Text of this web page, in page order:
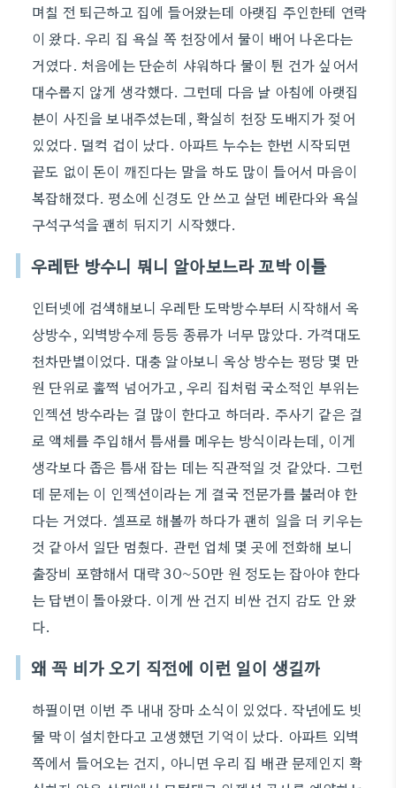
며칠 전 퇴근하고 집에 들어왔는데 아랫집 주인한테 연락
이 왔다. 우리 집 욕실 쪽 천장에서 물이 배어 나온다는
거였다. 처음에는 단순히 샤워하다 물이 튄 건가 싶어서
대수롭지 않게 생각했다. 그런데 다음 날 아침에 아랫집
분이 사진을 보내주셨는데, 확실히 천장 도배지가 젖어
있었다. 덜컥 겁이 났다. 아파트 누수는 한번 시작되면
끝도 없이 돈이 깨진다는 말을 하도 많이 들어서 마음이
복잡해졌다. 평소에 신경도 안 쓰고 살던 베란다와 욕실
구석구석을 괜히 뒤지기 시작했다.
우레탄 방수니 뭐니 알아보느라 꼬박 이틀
인터넷에 검색해보니 우레탄 도막방수부터 시작해서 옥
상방수, 외벽방수제 등등 종류가 너무 많았다. 가격대도
천차만별이었다. 대충 알아보니 옥상 방수는 평당 몇 만
원 단위로 훌쩍 넘어가고, 우리 집처럼 국소적인 부위는
인젝션 방수라는 걸 많이 한다고 하더라. 주사기 같은 걸
로 액체를 주입해서 틈새를 메우는 방식이라는데, 이게
생각보다 좁은 틈새 잡는 데는 직관적일 것 같았다. 그런
데 문제는 이 인젝션이라는 게 결국 전문가를 불러야 한
다는 거였다. 셀프로 해볼까 하다가 괜히 일을 더 키우는
것 같아서 일단 멈췄다. 관련 업체 몇 곳에 전화해 보니
출장비 포함해서 대략 30~50만 원 정도는 잡아야 한다
는 답변이 돌아왔다. 이게 싼 건지 비싼 건지 감도 안 왔
다.
왜 꼭 비가 오기 직전에 이런 일이 생길까
하필이면 이번 주 내내 장마 소식이 있었다. 작년에도 빗
물 막이 설치한다고 고생했던 기억이 났다. 아파트 외벽
쪽에서 들어오는 건지, 아니면 우리 집 배관 문제인지 확